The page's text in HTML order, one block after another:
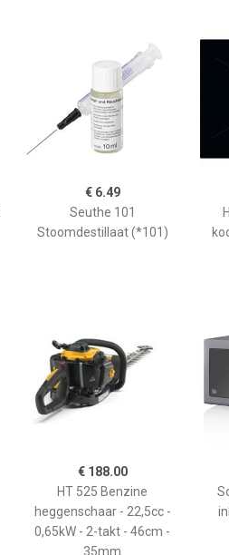
€ 6.49
Seuthe 101
Stoomdestillaat (*101)
€ 188.00
HT 525 Benzine
heggenschaar - 22,5cc -
0,65kW - 2-takt - 46cm -
35mm